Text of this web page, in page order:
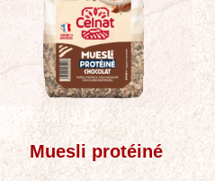
Muesli protéiné